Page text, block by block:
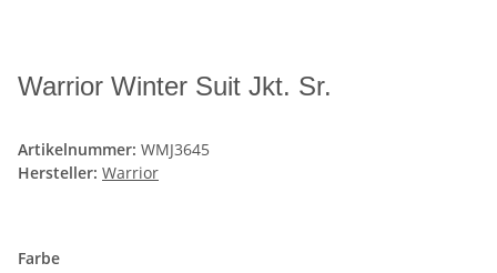
Warrior Winter Suit Jkt. Sr.
Artikelnummer: WMJ3645
Hersteller: Warrior
Farbe